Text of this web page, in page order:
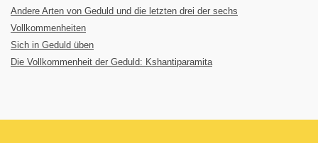
Andere Arten von Geduld und die letzten drei der sechs
Vollkommenheiten
Sich in Geduld üben
Die Vollkommenheit der Geduld: Kshantiparamita